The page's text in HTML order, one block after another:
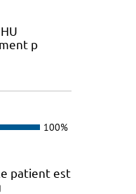
p
100%
patient est